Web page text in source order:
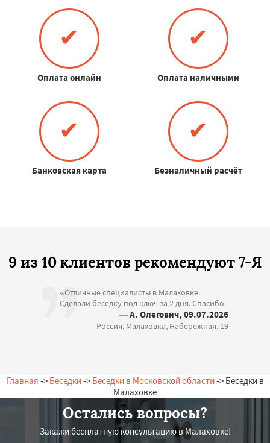
✔
Оплата онлайн
✔
Оплата наличными
✔
Банковская карта
✔
Безналичный расчёт
9 из 10 клиентов рекомендуют 7-Я
«Отличные специалисты в Малаховке.
Сделали беседку под ключ за 2 дня. Спасибо.
— А. Олегович, 09.07.2026
Россия, Малаховка, Набережная, 19
Главная -> Беседки-> Беседки в Московской области-> Беседки в
Малаховке
Остались вопросы?
Закажи бесплатную консультацию в Малаховке!